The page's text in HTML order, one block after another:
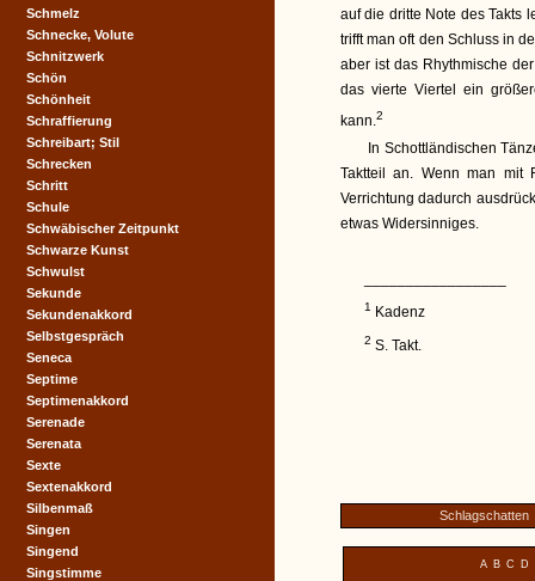
auf die dritte Note des Takts
trifft man oft den Schluss in
aber ist das Rhythmische
das vierte Viertel ein
kann.2
In Schottländischen
Taktteil an. Wenn man mit
Verrichtung dadurch
etwas Widersinniges.
1 Kadenz
2 S. Takt.
Schlagschatten
A B C D
Schmelz
Schnecke, Volute
Schnitzwerk
Schön
Schönheit
Schraffierung
Schreibart; Stil
Schrecken
Schritt
Schule
Schwäbischer Zeitpunkt
Schwarze Kunst
Schwulst
Sekunde
Sekundenakkord
Selbstgespräch
Seneca
Septime
Septimenakkord
Serenade
Serenata
Sexte
Sextenakkord
Silbenmaß
Singen
Singend
Singstimme